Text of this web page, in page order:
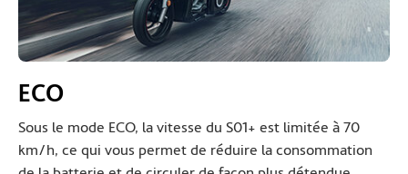
ECO
Sous le mode ECO, la vitesse du S01+ est limitée à 70
km/h, ce qui vous permet de réduire la consommation